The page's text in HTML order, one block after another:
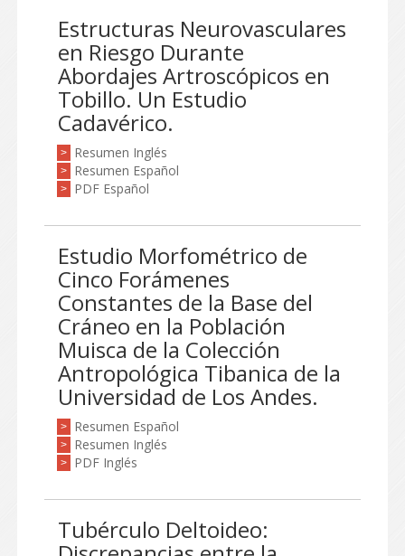
Estructuras Neurovasculares
en Riesgo Durante
Abordajes Artroscópicos en
Tobillo. Un Estudio
Cadavérico.
> Resumen Inglés
> Resumen Español
> PDF Español
Estudio Morfométrico de
Cinco Forámenes
Constantes de la Base del
Cráneo en la Población
Muisca de la Colección
Antropológica Tibanica de la
Universidad de Los Andes.
> Resumen Español
> Resumen Inglés
> PDF Inglés
Tubérculo Deltoideo: